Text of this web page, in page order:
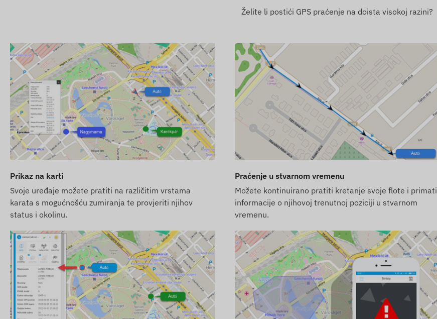
Parootporno i kapljično otporno, čvrsto kućište (IP65)
Ugrađeni akcelerometar, žiroskop
Unutarnja baterija s 60 dana pripravnosti
Unutarnja, visoko osjetljiva GNSS antena
LED pokazivači za provjeru rada
Automatsko prebacivanje između načina rada za spavanje i budnost (ako je funkcija aktivirana)
Alarmi
Napustanje, dolazak na POI digitalnu ogradu
Nizak nivo baterije
Sadržaj paketa
FLEXCOM FB224RD3020 biciklistički GPS pratitelj
Punjač i USB kabel za punjenje
Sigurnosni vijci i odvijač
SIM kartica i softverska licenca za stolna računala i mobilne telefone za jednu godinu
Uvjeti korištenja
Želite li postići GPS praćenje na doista visokoj razini?
Prikaz na karti
Svoje uređaje možete pratiti na različitim vrstama
karata s mogućnošću zumiranja te provjeriti njihov
status i okolinu.
Praćenje u stvarnom vremenu
Možete kontinuirano pratiti kretanje svoje flote i primati
informacije o njihovoj trenutnoj poziciji u stvarnom
vremenu.